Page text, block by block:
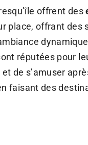
offrent des
place, offrant des
réputées pour
de s’amuser
faisant des